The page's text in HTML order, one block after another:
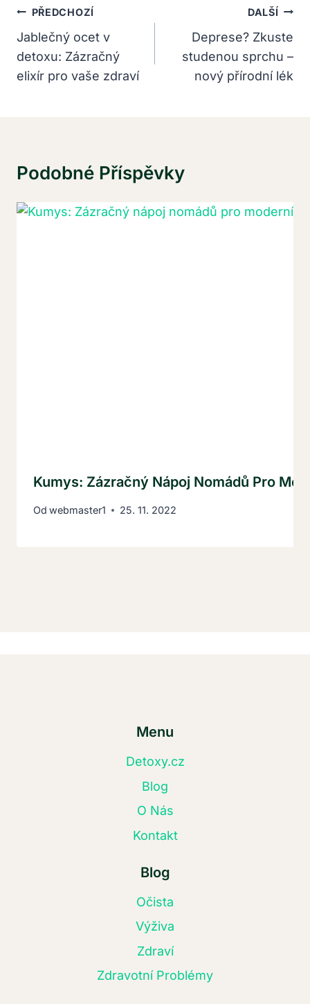
Navigace
Pro
Příspěvek
PŘEDCHOZÍ
Jablečný ocet v
detoxu: Zázračný
elixír pro vaše zdraví
DALŠÍ
Deprese? Zkuste
studenou sprchu –
nový přírodní lék
Podobné Příspěvky
Kumys: Zázračný Nápoj Nomádů Pro
Od webmaster1 25. 11. 2022
Menu
Detoxy.cz
Blog
O Nás
Kontakt
Blog
Očista
Výživa
Zdraví
Zdravotní Problémy